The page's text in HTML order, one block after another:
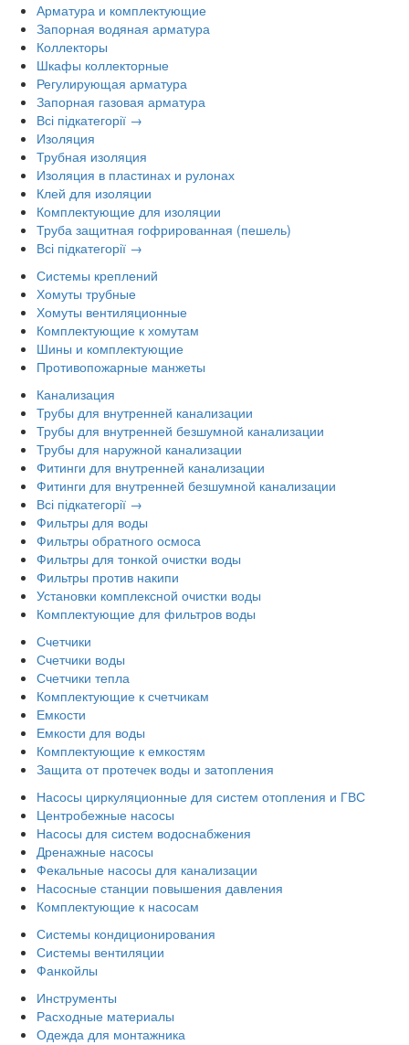
Арматура и комплектующие
Запорная водяная арматура
Коллекторы
Шкафы коллекторные
Регулирующая арматура
Запорная газовая арматура
Всі підкатегорії →
Изоляция
Трубная изоляция
Изоляция в пластинах и рулонах
Клей для изоляции
Комплектующие для изоляции
Труба защитная гофрированная (пешель)
Всі підкатегорії →
Системы креплений
Хомуты трубные
Хомуты вентиляционные
Комплектующие к хомутам
Шины и комплектующие
Противопожарные манжеты
Канализация
Трубы для внутренней канализации
Трубы для внутренней безшумной канализации
Трубы для наружной канализации
Фитинги для внутренней канализации
Фитинги для внутренней безшумной канализации
Всі підкатегорії →
Фильтры для воды
Фильтры обратного осмоса
Фильтры для тонкой очистки воды
Фильтры против накипи
Установки комплексной очистки воды
Комплектующие для фильтров воды
Счетчики
Счетчики воды
Счетчики тепла
Комплектующие к счетчикам
Емкости
Емкости для воды
Комплектующие к емкостям
Защита от протечек воды и затопления
Насосы циркуляционные для систем отопления и ГВС
Центробежные насосы
Насосы для систем водоснабжения
Дренажные насосы
Фекальные насосы для канализации
Насосные станции повышения давления
Комплектующие к насосам
Системы кондиционирования
Системы вентиляции
Фанкойлы
Инструменты
Расходные материалы
Одежда для монтажника